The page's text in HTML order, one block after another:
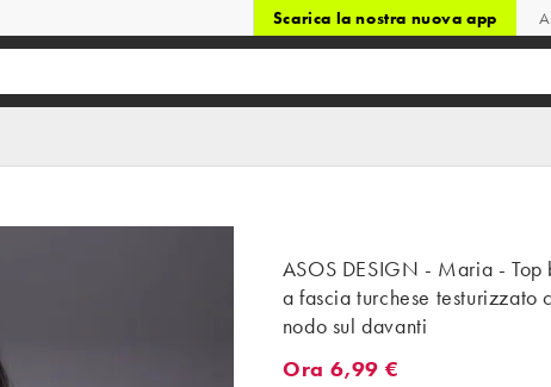
Scarica la nostra nuova app
ASOS DESIGN - Maria - Top
a fascia turchese testurizzato
nodo sul davanti
Ora 6,99 €. Miglior prezzo
Ora 6,99 €